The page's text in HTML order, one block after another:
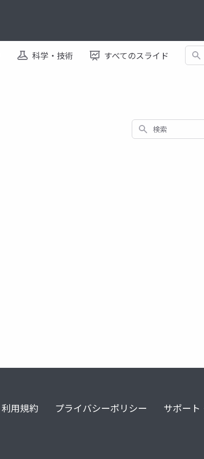
科学・技術 すべてのスライド 検索
検索
利用規約 プライバシーポリシー サポート